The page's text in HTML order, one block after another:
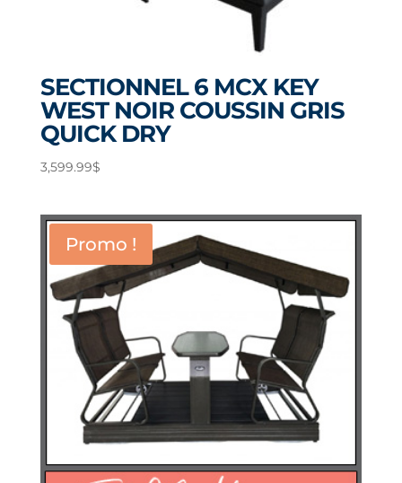
SECTIONNEL 6 MCX KEY
WEST NOIR COUSSIN GRIS
QUICK DRY
3,599.99$
Promo !